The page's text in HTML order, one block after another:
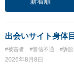
出会いサイト身体
#被害者 #音信不通 #訴
2026年8月8日